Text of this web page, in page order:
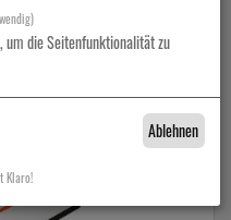
um die Seitenfunktionalität zu
Ablehnen
Klaro!